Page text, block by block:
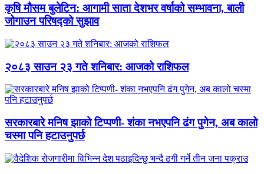
कृषि मौसम बुलेटिन: आगामी साता देशभर वर्षाको सम्भावना, बाली
जोगाउन परिषद्को सुझाव
२०८३ साउन २३ गते शनिबार: आजको राशिफल
सरकारबारे मनिष झाको टिप्पणी- शंका नभएपनि ढंग पुगेन, अब कालो
चस्मा पनि हटाउनुपर्छ